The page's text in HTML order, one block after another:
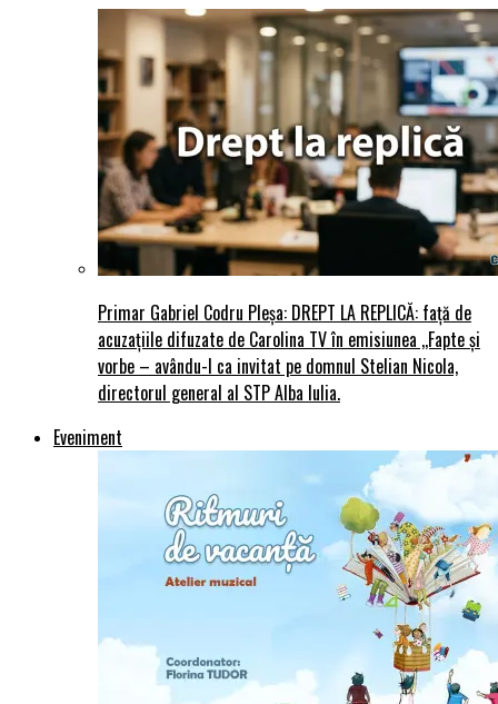
Primar Gabriel Codru Pleșa: DREPT LA REPLICĂ: față de
acuzațiile difuzate de Carolina TV în emisiunea ,,Fapte și
vorbe – avându-l ca invitat pe domnul Stelian Nicola,
directorul general al STP Alba Iulia.
Eveniment